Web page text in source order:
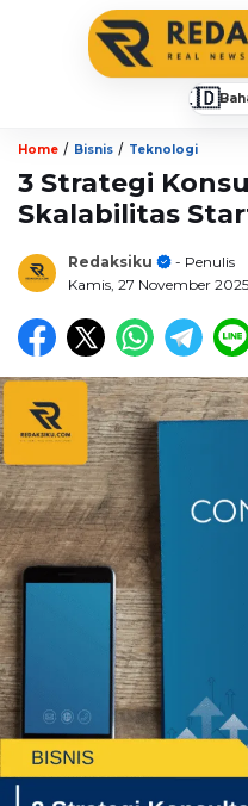
🇮🇩
Home / Bisnis / Teknologi
3 Strategi
Skalabilitas
Redaksiku
- Penulis
Kamis, 27 November 2025